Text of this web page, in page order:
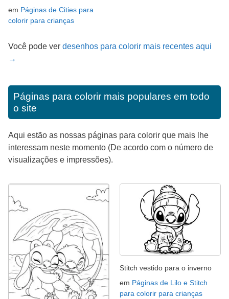
em Páginas de Cities para
colorir para crianças
Você pode ver desenhos para colorir mais recentes aqui
→
Páginas para colorir mais populares em todo
o site
Aqui estão as nossas páginas para colorir que mais lhe
interessam neste momento (De acordo com o número de
visualizações e impressões).
Stitch vestido para o inverno
em Páginas de Lilo e Stitch
para colorir para crianças